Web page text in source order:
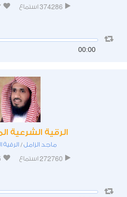
374286 استماع
00:00
الرقية الشرعية
ماجد الزامل/ الرقية
272760 استماع